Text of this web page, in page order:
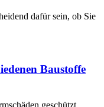
dafür sein, ob Sie
Baustoffe
geschützt.